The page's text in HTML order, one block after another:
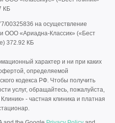
КБ
00325836 на осуществление
ООО «Ариадна-Классик» («Бест
372.92 КБ
характер и ни при каких
определяемой
кодекса РФ. Чтобы получить
услуг, обращайтесь, пожалуйста,
- частная клиника и платная